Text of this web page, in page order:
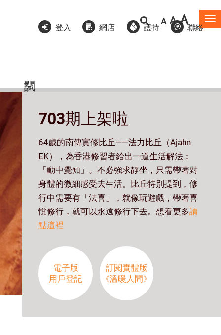
A A A
登入 網店 護持 聯絡
703期上架啦
64歲的南傳實修比丘——法力比丘（Ajahn
EK），為香港修習者給出一道生活解法：
「動中覺知」。不必強求靜坐，只需帶著對
身體的微細感受去生活。比丘特別提到，修
行中需要有「法喜」，就像玩遊戲，帶著喜
悅修行，就可以永遠修行下去。想看更多請
點這裡
電子版
用戶登記
訂閱實體版
《溫暖人間》